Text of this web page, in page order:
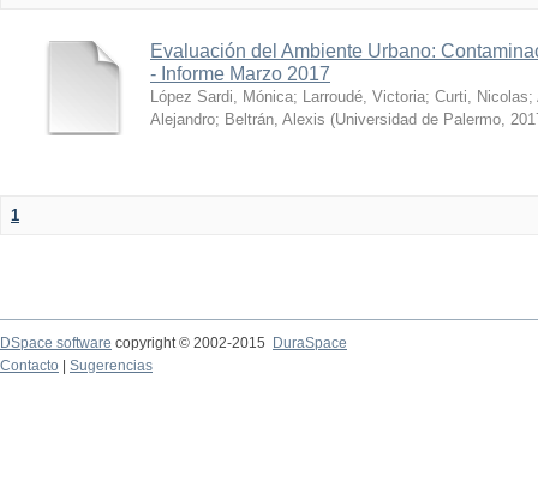
Evaluación del Ambiente Urbano:
- Informe Marzo 2017
López Sardi, Mónica; Larroudé, Victoria; Curti, Nicolas;
Alejandro; Beltrán, Alexis (Universidad de Palermo,
1
DSpace software copyright © 2002-2015
DuraSpace
Contacto
Sugerencias